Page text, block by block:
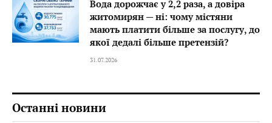
Вода дорожчає у 2,2 раза, а довіра
житомирян — ні: чому містяни
мають платити більше за послугу, до
якої дедалі більше претензій?
31.07.2026
Останні новини